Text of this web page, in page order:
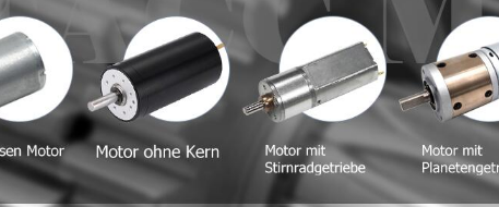
kernloser bürstenloser Motor
Planetengetriebemotor
Kunststoff-Getriebemotor
Schneckengetriebemotor